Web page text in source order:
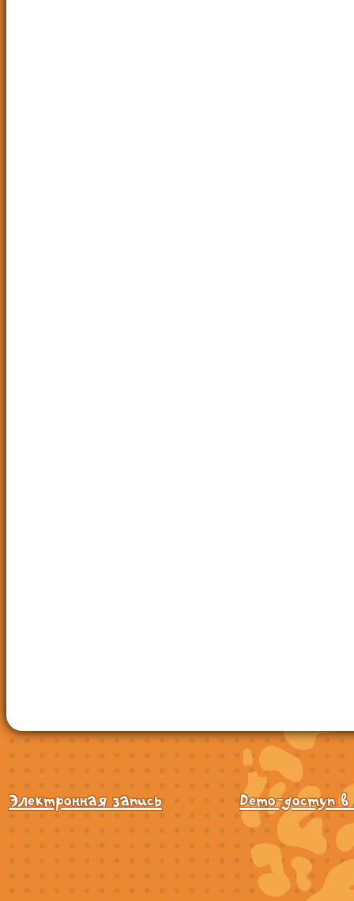
Электронная запись Demo-доступ